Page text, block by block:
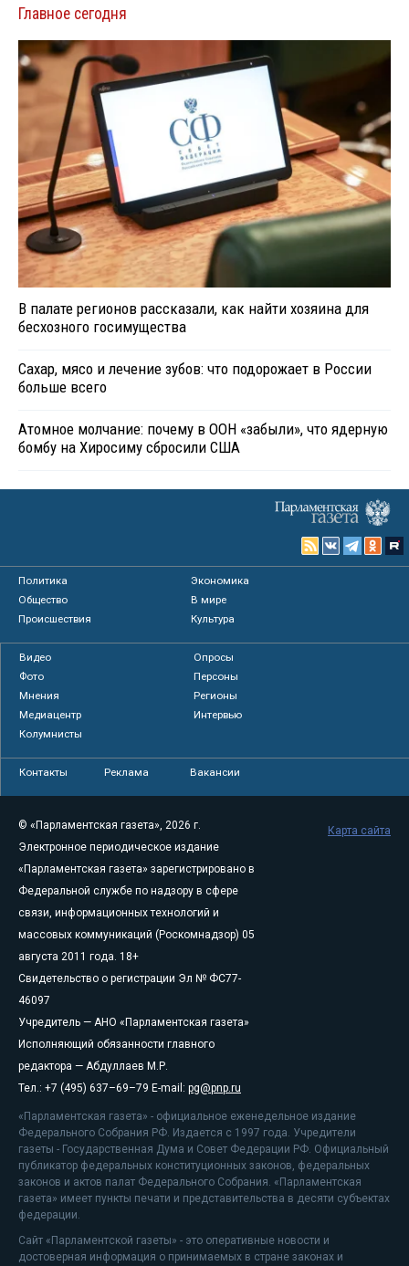
Главное сегодня
В палате регионов рассказали, как найти хозяина для
бесхозного госимущества
Сахар, мясо и лечение зубов: что подорожает в России
больше всего
Атомное молчание: почему в ООН «забыли», что ядерную
бомбу на Хиросиму сбросили США
Политика
Экономика
Общество
В мире
Происшествия
Культура
Видео
Опросы
Фото
Персоны
Мнения
Регионы
Медиацентр
Интервью
Колумнисты
Контакты Реклама Вакансии
© «Парламентская газета», 2026 г.
Электронное периодическое издание
«Парламентская газета» зарегистрировано в
Федеральной службе по надзору в сфере
связи, информационных технологий и
массовых коммуникаций (Роскомнадзор) 05
августа 2011 года. 18+
Свидетельство о регистрации Эл № ФС77-
46097
Учредитель — АНО «Парламентская газета»
Исполняющий обязанности главного
редактора — Абдуллаев М.Р.
Тел.: +7 (495) 637–69–79 E-mail: pg@pnp.ru
«Парламентская газета» - официальное еженедельное издание
Федерального Собрания РФ. Издается с 1997 года. Учредители
газеты - Государственная Дума и Совет Федерации РФ. Официальный
публикатор федеральных конституционных законов, федеральных
законов и актов палат Федерального Собрания. «Парламентская
газета» имеет пункты печати и представительства в десяти субъектах
федерации.
Сайт «Парламентской газеты» - это оперативные новости и
достоверная информация о принимаемых в стране законах и
Карта сайта